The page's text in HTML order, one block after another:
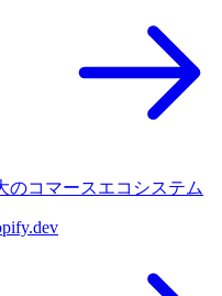
のコマースエコシステム